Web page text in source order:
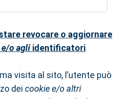
revocare o aggiornare
o agli identificatori
visita al sito, l’utente può
dei cookie e/o altri